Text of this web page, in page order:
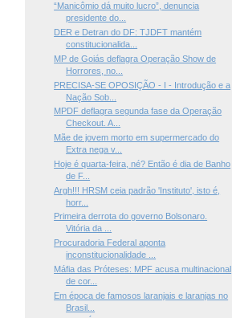
“Manicômio dá muito lucro”, denuncia
presidente do...
DER e Detran do DF: TJDFT mantém
constitucionalida...
MP de Goiás deflagra Operação Show de
Horrores, no...
PRECISA-SE OPOSIÇÃO - I - Introdução e a
Nação Sob...
MPDF deflagra segunda fase da Operação
Checkout. A...
Mãe de jovem morto em supermercado do
Extra nega v...
Hoje é quarta-feira, né? Então é dia de Banho
de F...
Argh!!! HRSM ceia padrão 'Instituto', isto é,
horr...
Primeira derrota do governo Bolsonaro.
Vitória da ...
Procuradoria Federal aponta
inconstitucionalidade ...
Máfia das Próteses: MPF acusa multinacional
de cor...
Em época de famosos laranjais e laranjas no
Brasil...